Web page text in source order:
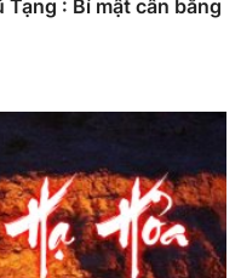
: Bí mật cân bằng